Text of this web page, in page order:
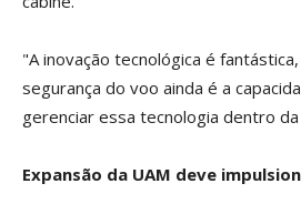
"A inovação tecnológica é
segurança do voo ainda é a
gerenciar essa tecnologia dentro
Expansão da UAM deve